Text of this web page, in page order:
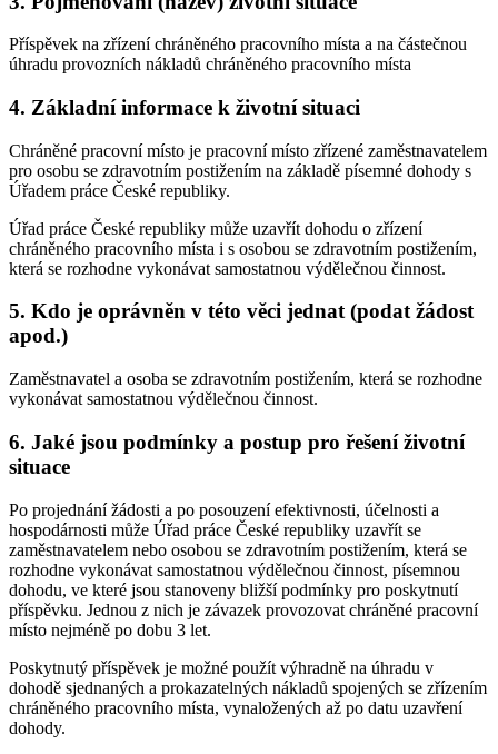
Příspěvek na zřízení chráněného pracovního místa a na částečnou
úhradu provozních nákladů chráněného pracovního místa
4. Základní informace k životní situaci
Chráněné pracovní místo je pracovní místo zřízené zaměstnavatelem
pro osobu se zdravotním postižením na základě písemné dohody s
Úřadem práce České republiky.
Úřad práce České republiky může uzavřít dohodu o zřízení
chráněného pracovního místa i s osobou se zdravotním postižením,
která se rozhodne vykonávat samostatnou výdělečnou činnost.
5. Kdo je oprávněn v této věci jednat (podat žádost
apod.)
Zaměstnavatel a osoba se zdravotním postižením, která se rozhodne
vykonávat samostatnou výdělečnou činnost.
6. Jaké jsou podmínky a postup pro řešení životní
situace
Po projednání žádosti a po posouzení efektivnosti, účelnosti a
hospodárnosti může Úřad práce České republiky uzavřít se
zaměstnavatelem nebo osobou se zdravotním postižením, která se
rozhodne vykonávat samostatnou výdělečnou činnost, písemnou
dohodu, ve které jsou stanoveny bližší podmínky pro poskytnutí
příspěvku. Jednou z nich je závazek provozovat chráněné pracovní
místo nejméně po dobu 3 let.
Poskytnutý příspěvek je možné použít výhradně na úhradu v
dohodě sjednaných a prokazatelných nákladů spojených se zřízením
chráněného pracovního místa, vynaložených až po datu uzavření
dohody.